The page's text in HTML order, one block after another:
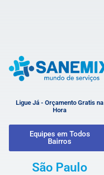
Ligue Já - Orçamento Gratis na
Hora
Equipes em Todos
Bairros
São Paulo